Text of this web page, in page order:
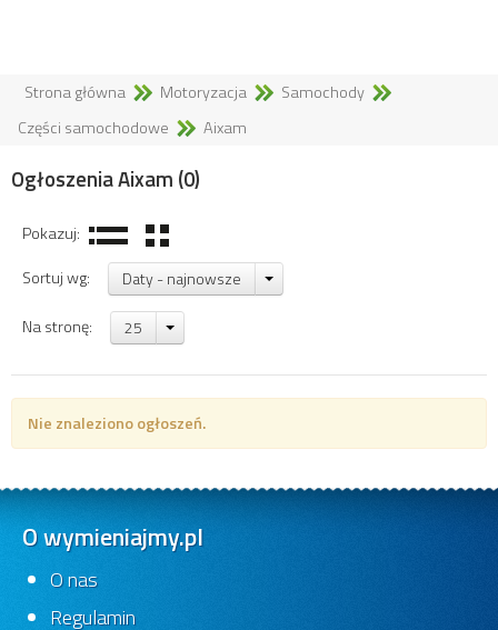
Strona główna Motoryzacja
Samochody
Części samochodowe
Aixam
Ogłoszenia Aixam (0)
Pokazuj:
Sortuj wg:
Daty - najnowsze
Na stronę: 25
Nie znaleziono ogłoszeń.
O wymieniajmy.pl
O nas
Regulamin